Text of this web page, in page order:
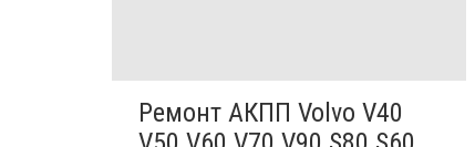
Ремонт АКПП Volvo V40